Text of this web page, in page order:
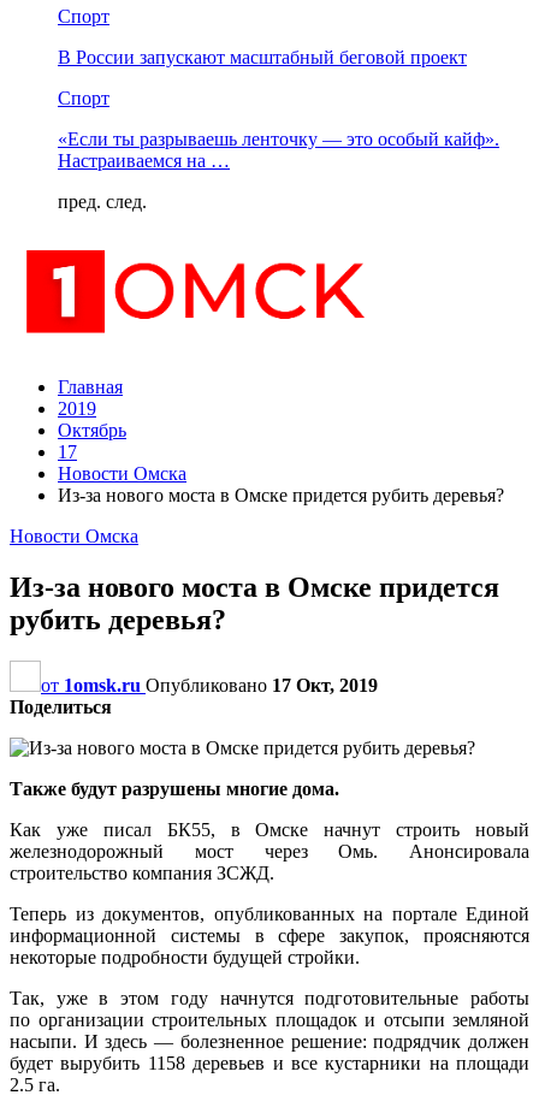
Спорт
В России запускают масштабный беговой проект
Спорт
«Если ты разрываешь ленточку — это особый кайф».
Настраиваемся на …
пред. след.
Главная
2019
Октябрь
17
Новости Омска
Из-за нового моста в Омске придется рубить деревья?
Новости Омска
Из-за нового моста в Омске придется
рубить деревья?
от 1omsk.ru Опубликовано 17 Окт, 2019
Поделиться
Также будут разрушены многие дома.
Как уже писал БК55, в Омске начнут строить новый
железнодорожный мост через Омь. Анонсировала
строительство компания ЗСЖД.
Теперь из документов, опубликованных на портале Единой
информационной системы в сфере закупок, проясняются
некоторые подробности будущей стройки.
Так, уже в этом году начнутся подготовительные работы
по организации строительных площадок и отсыпи земляной
насыпи. И здесь — болезненное решение: подрядчик должен
будет вырубить 1158 деревьев и все кустарники на площади
2.5 га.